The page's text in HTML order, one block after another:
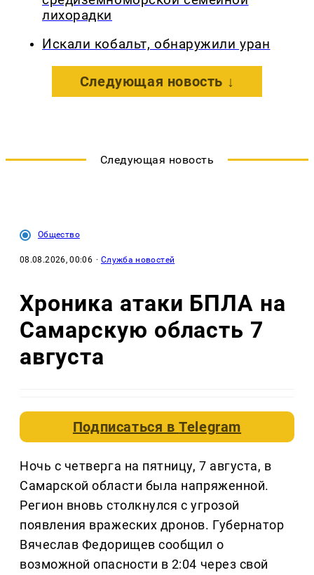
лихорадки
Искали кобальт, обнаружили уран
Следующая новость ↓
Следующая новость
Общество
08.08.2026, 00:06 · Служба новостей
Хроника атаки БПЛА на
Самарскую область 7
августа
Подписаться вTelegram
Ночь с четверга на пятницу, 7 августа, в
Самарской области была напряженной.
Регион вновь столкнулся с угрозой
появления вражеских дронов. Губернатор
Вячеслав Федорищев сообщил о
возможной опасности в 2:04 через свой